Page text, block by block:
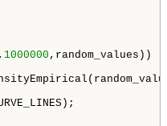
, 1000000 ,random_values))